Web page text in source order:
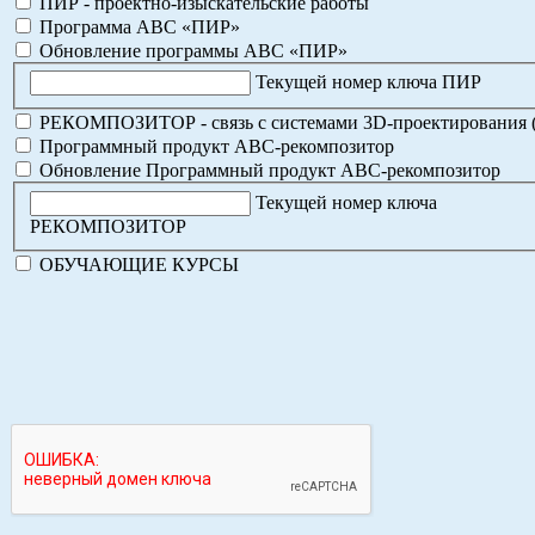
Программа АВС «ПИР»
Обновление программы АВС «ПИР»
Текущей номер ключа ПИР
РЕКОМПОЗИТОР - связь с системами 3D-проектирования
Программный продукт АВС-рекомпозитор
Обновление Программный продукт АВС-рекомпозитор
Текущей номер ключа
РЕКОМПОЗИТОР
ОБУЧАЮЩИЕ КУРСЫ